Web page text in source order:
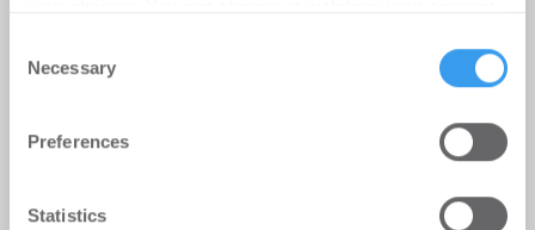
the Privacy trigger icon.
Find out more about how your personal data is processed
and set your preferences in the
We use cookies to personalise content and ads, to
Selection
Necessary
Preferences
Statistics